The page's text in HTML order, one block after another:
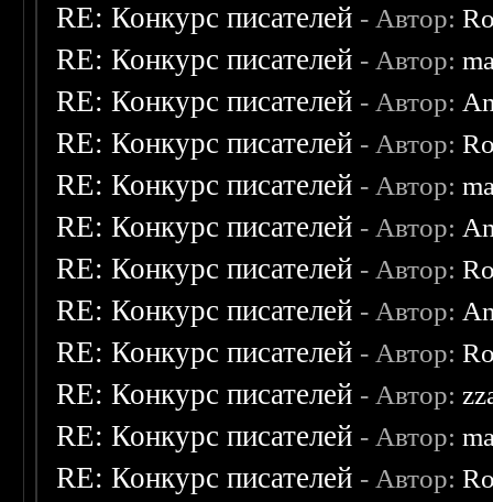
RE: Конкурс писателей - Автор:
RE: Конкурс писателей - Автор:
RE: Конкурс писателей - Автор:
RE: Конкурс писателей - Автор:
RE: Конкурс писателей - Автор:
RE: Конкурс писателей - Автор:
RE: Конкурс писателей - Автор:
RE: Конкурс писателей - Автор:
RE: Конкурс писателей - Автор:
RE: Конкурс писателей - Автор:
RE: Конкурс писателей - Автор:
RE: Конкурс писателей - Автор: